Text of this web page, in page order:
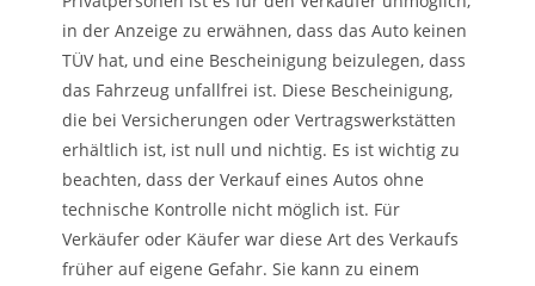
in der Anzeige zu erwähnen, dass das Auto keinen
TÜV hat, und eine Bescheinigung beizulegen, dass
das Fahrzeug unfallfrei ist. Diese Bescheinigung,
die bei Versicherungen oder Vertragswerkstätten
erhältlich ist, ist null und nichtig. Es ist wichtig zu
beachten, dass der Verkauf eines Autos ohne
technische Kontrolle nicht möglich ist. Für
Verkäufer oder Käufer war diese Art des Verkaufs
früher auf eigene Gefahr. Sie kann zu einem